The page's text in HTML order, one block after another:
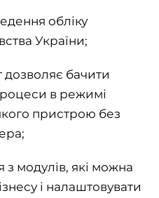
обліку
України;
бачити
в режимі
пристрою без
модулів, які можна
і налаштовувати